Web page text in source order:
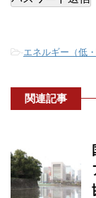
-エネルギー（低・
関連記事